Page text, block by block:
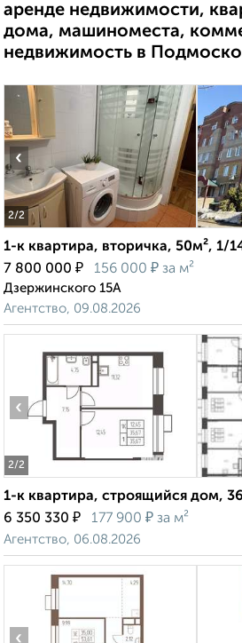
аренде недвижимости,
дома, машиноместа,
недвижимость в
2/2
‹
1-к квартира, вторичка, 50м², 1/
7 800 000 ₽ 156 000 ₽ за м²
Дзержинского 15А
Агентство, 09.08.2026
2/2
‹
1-к квартира, строящийся дом,
6 350 330 ₽ 177 900 ₽ за м²
Агентство, 06.08.2026
‹